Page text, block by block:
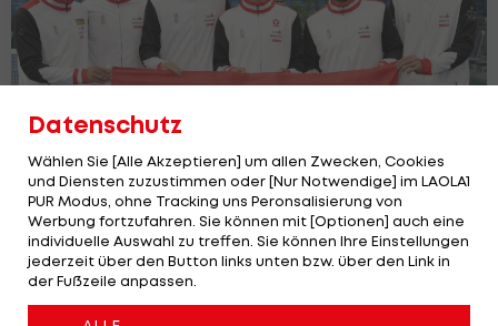
ÖTV-Team hofft auf großen Coup in
Bologna
Tennis
Datenschutz
Wählen Sie [Alle Akzeptieren] um allen Zwecken, Cookies
und Diensten zuzustimmen oder [Nur Notwendige] im LAOLA1
PUR Modus, ohne Tracking uns Peronsalisierung von
Werbung fortzufahren. Sie können mit [Optionen] auch eine
individuelle Auswahl zu treffen. Sie können Ihre Einstellungen
jederzeit über den Button links unten bzw. über den Link in
der Fußzeile anpassen.